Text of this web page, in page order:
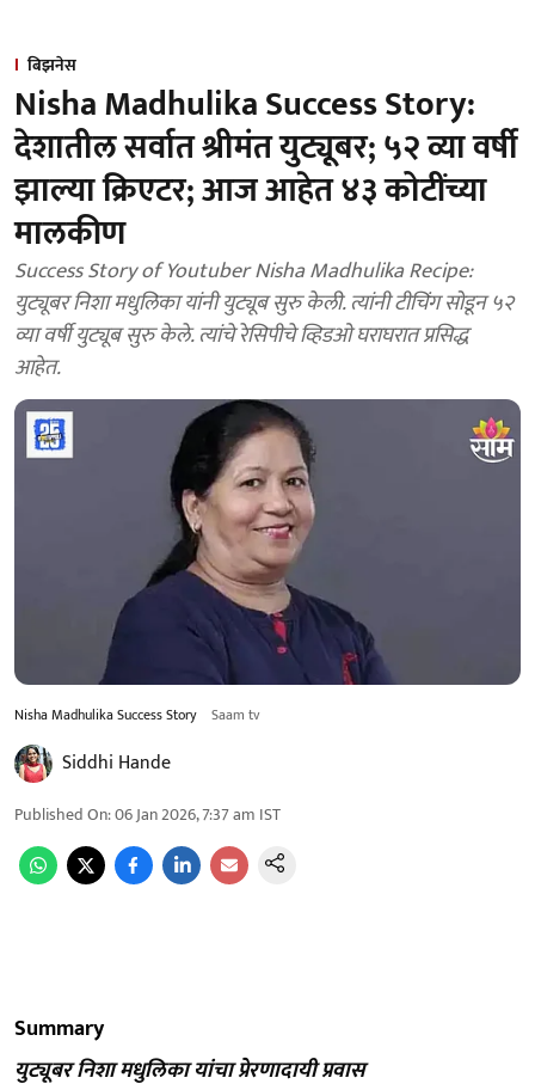
बिझनेस
Nisha Madhulika Success Story:
देशातील सर्वात श्रीमंत युट्यूबर; ५२ व्या वर्षी
झाल्या क्रिएटर; आज आहेत ४३ कोटींच्या
मालकीण
Success Story of Youtuber Nisha Madhulika Recipe:
युट्यूबर निशा मधुलिका यांनी युट्यूब सुरु केली. त्यांनी टीचिंग सोडून ५२
व्या वर्षी युट्यूब सुरु केले. त्यांचे रेसिपीचे व्हिडओ घराघरात प्रसिद्ध
आहेत.
Nisha Madhulika Success Story Saam tv
Siddhi Hande
Published On:06 Jan 2026, 7:37 am IST
Summary
युट्यूबर निशा मधुलिका यांचा प्रेरणादायी प्रवास